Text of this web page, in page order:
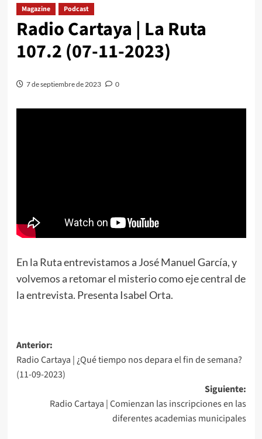
Magazine Podcast
Radio Cartaya | La Ruta
107.2 (07-11-2023)
7 de septiembre de 2023 0
En la Ruta entrevistamos a José Manuel García, y
volvemos a retomar el misterio como eje central de
la entrevista. Presenta Isabel Orta.
Anterior:
Radio Cartaya | ¿Qué tiempo nos depara el fin de semana?
(11-09-2023)
Siguiente:
Radio Cartaya | Comienzan las inscripciones en las
diferentes academias municipales